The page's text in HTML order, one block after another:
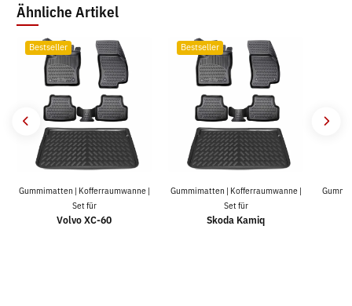
Ähnliche Artikel
Bestseller
Gummimatten | Kofferraumwanne |
Set für
Volvo XC-60
Bestseller
Gummimatten | Kofferraumwanne |
Set für
Skoda Kamiq